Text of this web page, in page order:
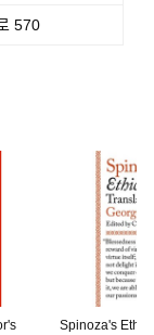
570
Spinoza's